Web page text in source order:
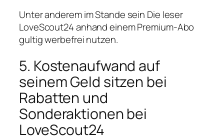
Unter anderem im Stande sein Die leser
LoveScout24 anhand einem Premium-Abo
gultig werbefrei nutzen.
5. Kostenaufwand auf
seinem Geld sitzen bei
Rabatten und
Sonderaktionen bei
LoveScout24